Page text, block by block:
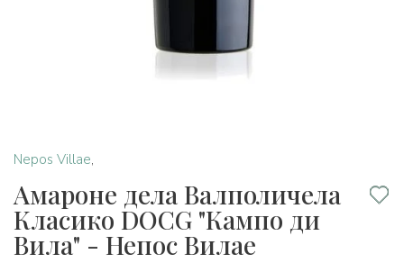
Nepos Villae,
Амароне дела Валполичела
Класико DOCG "Кампо ди
Вила" - Непос Вилае